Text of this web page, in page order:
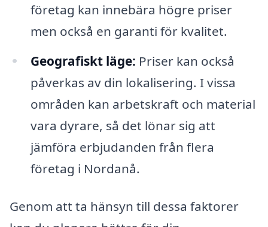
företag kan innebära högre priser
men också en garanti för kvalitet.
Geografiskt läge: Priser kan också
påverkas av din lokalisering. I vissa
områden kan arbetskraft och material
vara dyrare, så det lönar sig att
jämföra erbjudanden från flera
företag i Nordanå.
Genom att ta hänsyn till dessa faktorer